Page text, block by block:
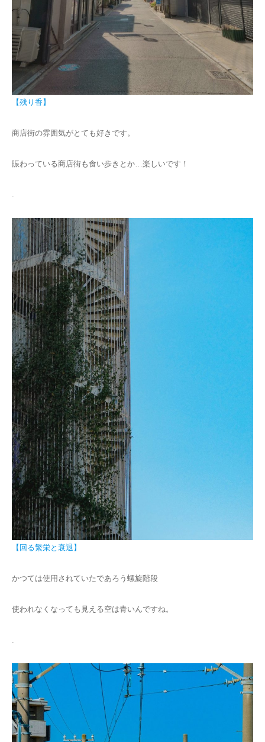
【残り香】
商店街の雰囲気がとても好きです。
賑わっている商店街も食い歩きとか…楽しいです！
【回る繁栄と衰退】
かつては使用されていたであろう螺旋階段
使われなくなっても見える空は青いんですね。